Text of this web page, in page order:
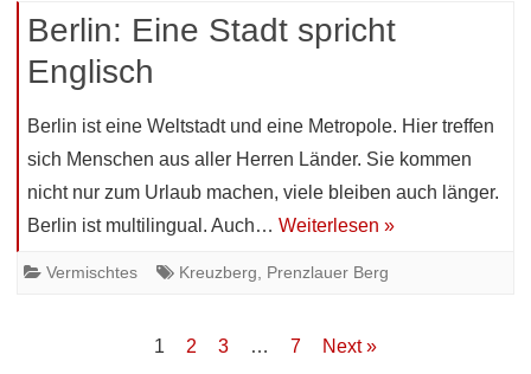
Berlin: Eine Stadt spricht
Englisch
Berlin ist eine Weltstadt und eine Metropole. Hier treffen
sich Menschen aus aller Herren Länder. Sie kommen
nicht nur zum Urlaub machen, viele bleiben auch länger.
Berlin ist multilingual. Auch… Weiterlesen »
Vermischtes Kreuzberg Prenzlauer Berg
Beitragsnavigation
1 2 3 … 7 Next »